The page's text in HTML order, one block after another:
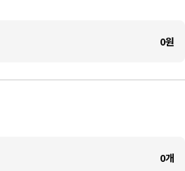
0원
0개